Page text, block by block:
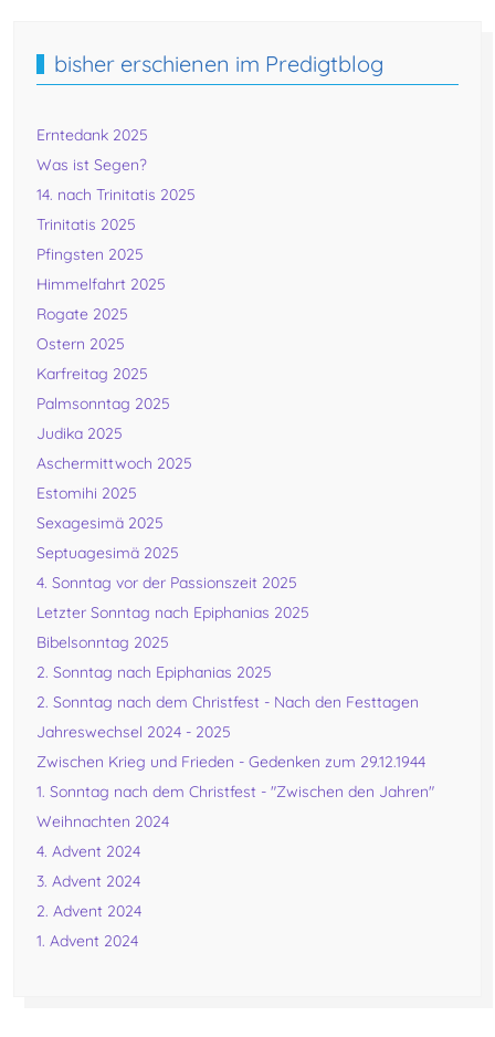
bisher erschienen im Predigtblog
Erntedank 2025
Was ist Segen?
14. nach Trinitatis 2025
Trinitatis 2025
Pfingsten 2025
Himmelfahrt 2025
Rogate 2025
Ostern 2025
Karfreitag 2025
Palmsonntag 2025
Judika 2025
Aschermittwoch 2025
Estomihi 2025
Sexagesimä 2025
Septuagesimä 2025
4. Sonntag vor der Passionszeit 2025
Letzter Sonntag nach Epiphanias 2025
Bibelsonntag 2025
2. Sonntag nach Epiphanias 2025
2. Sonntag nach dem Christfest - Nach den Festtagen
Jahreswechsel 2024 - 2025
Zwischen Krieg und Frieden - Gedenken zum 29.12.1944
1. Sonntag nach dem Christfest - "Zwischen den Jahren"
Weihnachten 2024
4. Advent 2024
3. Advent 2024
2. Advent 2024
1. Advent 2024